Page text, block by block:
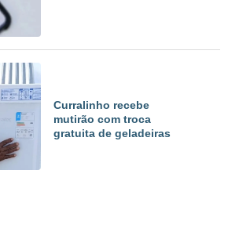
Curralinho recebe
mutirão com troca
gratuita de geladeiras